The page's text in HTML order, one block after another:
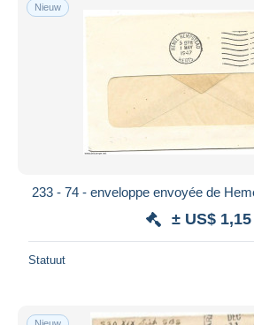
Nieuw
233 - 74 - enveloppe envoyée de
± US$ 1,15
Statuut